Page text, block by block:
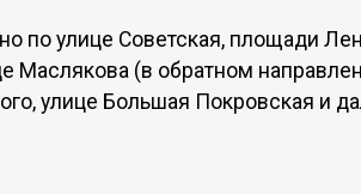
по улице Советская, площади
Маслякова (в обратном
улице Большая Покровская и